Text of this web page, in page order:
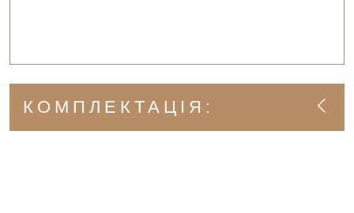
КОМПЛЕКТАЦІЯ: